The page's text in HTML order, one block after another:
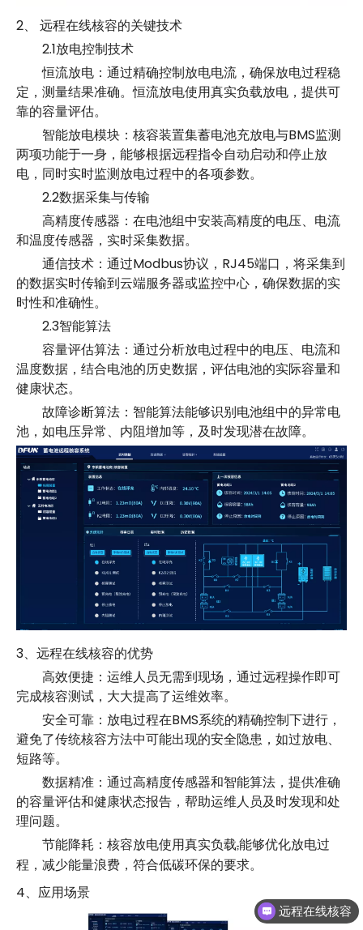
2、 远程在线核容的关键技术
2.1放电控制技术
恒流放电：通过精确控制放电电流，确保放电过程稳
定，测量结果准确。恒流放电使用真实负载放电，提供可
靠的容量评估。
智能放电模块：核容装置集蓄电池充放电与BMS监测
两项功能于一身，能够根据远程指令自动启动和停止放
电，同时实时监测放电过程中的各项参数。
2.2数据采集与传输
高精度传感器：在电池组中安装高精度的电压、电流
和温度传感器，实时采集数据。
通信技术：通过Modbus协议，RJ45端口，将采集到
的数据实时传输到云端服务器或监控中心，确保数据的实
时性和准确性。
2.3智能算法
容量评估算法：通过分析放电过程中的电压、电流和
温度数据，结合电池的历史数据，评估电池的实际容量和
健康状态。
故障诊断算法：智能算法能够识别电池组中的异常电
池，如电压异常、内阻增加等，及时发现潜在故障。
3、远程在线核容的优势
高效便捷：运维人员无需到现场，通过远程操作即可
完成核容测试，大大提高了运维效率。
安全可靠：放电过程在BMS系统的精确控制下进行，
避免了传统核容方法中可能出现的安全隐患，如过放电、
短路等。
数据精准：通过高精度传感器和智能算法，提供准确
的容量评估和健康状态报告，帮助运维人员及时发现和处
理问题。
节能降耗：核容放电使用真实负载,能够优化放电过
程，减少能量浪费，符合低碳环保的要求。
4、应用场景
远程在线核容